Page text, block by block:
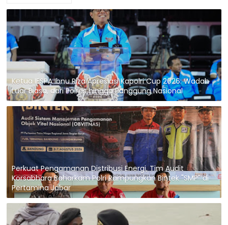
Ketua IESPA Ibnu Riza Apresiasi Kapolri Cup 2026: Wadah
Luar Biasa, dari Polres hingga Panggung Nasional
Perkuat Pengamanan Distribusi Energi, Tim Audit
Korsabhara Baharkam Polri Rampungkan Bintek "SMP" di
Pertamina Jabar